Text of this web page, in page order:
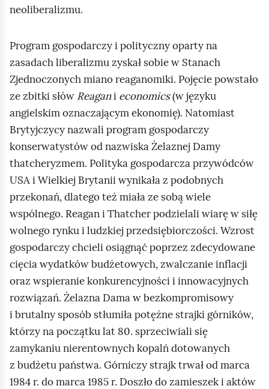
neoliberalizmu.
Program gospodarczy i polityczny oparty na
zasadach liberalizmu zyskał sobie w Stanach
Zjednoczonych miano reaganomiki. Pojęcie powstało
ze zbitki słów Reagani economics(w języku
angielskim oznaczającym ekonomię). Natomiast
Brytyjczycy nazwali program gospodarczy
konserwatystów od nazwiska Żelaznej Damy
thatcheryzmem. Polityka gospodarcza przywódców
USA i Wielkiej Brytanii wynikała z podobnych
przekonań, dlatego też miała ze sobą wiele
wspólnego. ReaganiThatcherpodzielali wiarę w siłę
wolnego rynku i ludzkiej przedsiębiorczości. Wzrost
gospodarczy chcieli osiągnąć poprzez zdecydowane
cięcia wydatków budżetowych, zwalczanie inflacji
oraz wspieranie konkurencyjności i innowacyjnych
rozwiązań. Żelazna Dama w bezkompromisowy
i brutalny sposób stłumiła potężne strajki górników,
którzy na początku lat 80. sprzeciwiali się
zamykaniu nierentownych kopalń dotowanych
z budżetu państwa. Górniczy strajk trwał od marca
1984 r. do marca 1985 r. Doszło do zamieszek i aktów